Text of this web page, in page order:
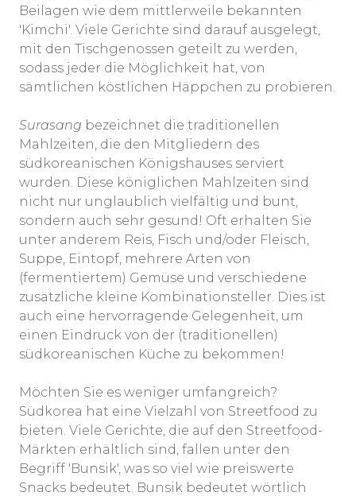
Beilagen wie dem mittlerweile bekannten
'Kimchi'. Viele Gerichte sind darauf ausgelegt,
mit den Tischgenossen geteilt zu werden,
sodass jeder die Möglichkeit hat, von
sämtlichen köstlichen Häppchen zu probieren.
Surasang bezeichnet die traditionellen
Mahlzeiten, die den Mitgliedern des
südkoreanischen Königshauses serviert
wurden. Diese königlichen Mahlzeiten sind
nicht nur unglaublich vielfältig und bunt,
sondern auch sehr gesund! Oft erhalten Sie
unter anderem Reis, Fisch und/oder Fleisch,
Suppe, Eintopf, mehrere Arten von
(fermentiertem) Gemüse und verschiedene
zusätzliche kleine Kombinationsteller. Dies ist
auch eine hervorragende Gelegenheit, um
einen Eindruck von der (traditionellen)
südkoreanischen Küche zu bekommen!
Möchten Sie es weniger umfangreich?
Südkorea hat eine Vielzahl von Streetfood zu
bieten. Viele Gerichte, die auf den Streetfood-
Märkten erhältlich sind, fallen unter den
Begriff 'Bunsik', was so viel wie preiswerte
Snacks bedeutet. Bunsik bedeutet wörtlich